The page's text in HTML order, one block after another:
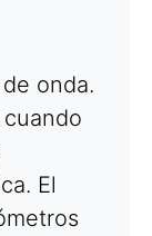
onda.
El